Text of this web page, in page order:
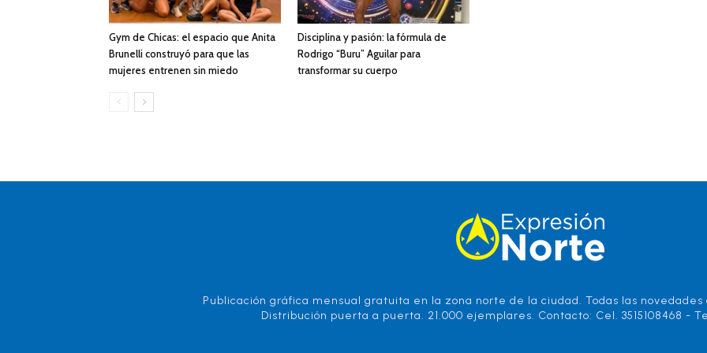
Gym de Chicas: el espacio que Anita
Brunelli construyó para que las
mujeres entrenen sin miedo
Disciplina y pasión: la fórmula de
Rodrigo “Buru” Aguilar para
transformar su cuerpo
Publicación gráfica mensual gratuita en la zona norte de la ciudad. Todas las novedades
Distribución puerta a puerta. 21.000 ejemplares. Contacto: Cel. 3515108468 -